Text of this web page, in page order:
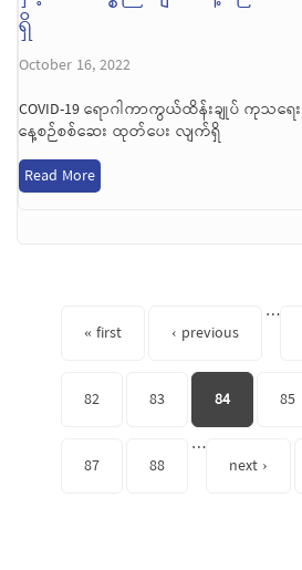
ရှိ
October 16, 2022
COVID-19 ရောဂါကာကွယ်ထိန်းချုပ် ကုသရေး
နေ့စဉ်စစ်ဆေး ထုတ်ပေး လျက်ရှိ
Read More
« first ‹ previous
…
82 83 84 85
87 88
…
next ›